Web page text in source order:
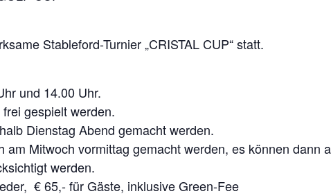
Stableford-Turnier „CRISTAL CUP“ statt.
und 14.00 Uhr.
gespielt werden.
Dienstag Abend gemacht werden.
Mitwoch vormittag gemacht werden, es können dann
werden.
€ 65,- für Gäste, inklusive Green-Fee